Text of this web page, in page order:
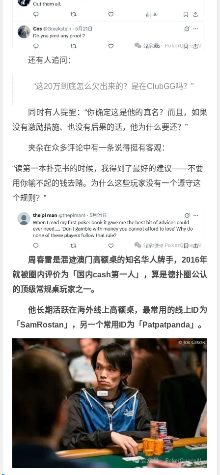
还有人追问：
“这20万到底怎么欠出来的？是在ClubGG吗？”
同时有人提醒：“你确定这是他的真名？而且，如果
没有激励措施、也没有后果的话，他为什么要还？”
夹杂在众多评论中有一条说得挺有客观：
“读第一本扑克书的时候，我得到了最好的建议——不要
用你输不起的钱去赌。为什么这些玩家没有一个遵守这
个规则？”
周春雷是混迹澳门高额桌的知名华人牌手，2016年
就被圈内评价为「国内cash第一人」，算是德扑圈公认
的顶级常规桌玩家之一。
他长期活跃在海外线上高额桌，最常用的线上ID为
「SamRostan」，另一个常用ID为「Patpatpanda」。